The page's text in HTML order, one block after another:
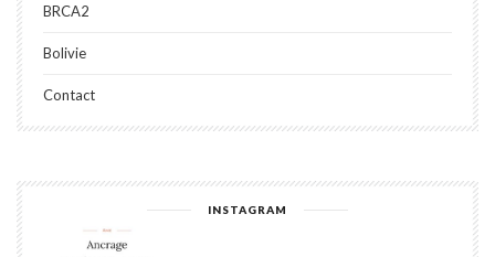
BRCA2
Bolivie
Contact
INSTAGRAM